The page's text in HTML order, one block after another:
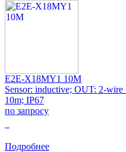
E2E-X18MY1 10M
Sensor: inductive; OUT: 2-
10m; IP67
по запросу
Подробнее